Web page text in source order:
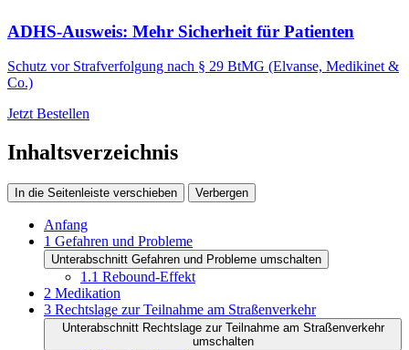
ADHS-Ausweis: Mehr Sicherheit für Patienten
Schutz vor Strafverfolgung nach § 29 BtMG (Elvanse, Medikinet &
Co.)
Jetzt Bestellen
Inhaltsverzeichnis
In die Seitenleiste verschieben Verbergen
Anfang
1 Gefahren und Probleme
Unterabschnitt Gefahren und Probleme umschalten
1.1 Rebound-Effekt
2 Medikation
3 Rechtslage zur Teilnahme am Straßenverkehr
Unterabschnitt Rechtslage zur Teilnahme am Straßenverkehr
umschalten